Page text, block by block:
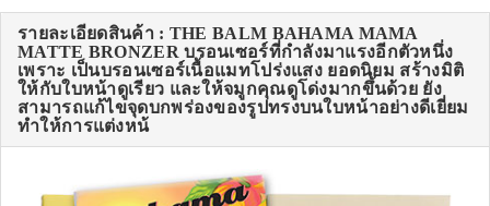
รายละเอียดสินค้า : THE BALM BAHAMA MAMA
MATTE BRONZER บรอนเซอร์ที่กำลังมาแรงอีกตัวหนึ่ง
เพราะ เป็นบรอนเซอร์เนื้อแมทโปร่งแสง ยอดนิยม สร้างมิติ
ให้กับใบหน้าดูเรียว และให้จมูกคุณดูโด่งมากขึ้นด้วย ยัง
สามารถแก้ไขจุดบกพร่องของรูปทรงบนใบหน้าอย่างดีเยี่ยม
ทำให้การแต่งหน้